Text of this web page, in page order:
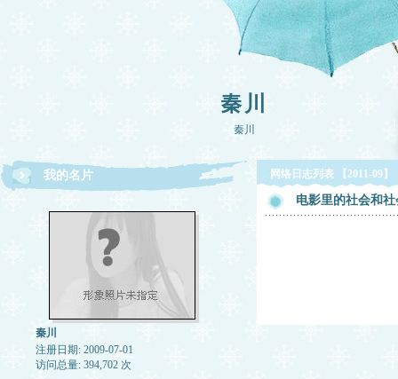
秦川
秦川
我的名片
秦川
注册日期: 2009-07-01
访问总量: 394,702 次
网络日志列表 【2011-09】
电影里的社会和